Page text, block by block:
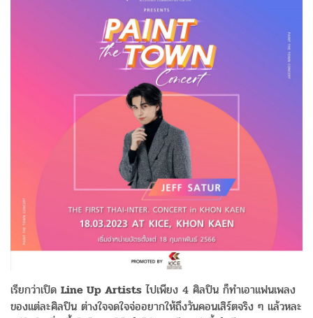
เรียกว่าเปิด Line Up Artists ไปเพียง 4 ศิลปิน ก็ทำเอาแฟนเพลง
ของแต่ละศิลปิน ต่างใจจดใจจ่ออยากให้ถึงวันคอนเสิร์ตจริง ๆ แล้วหละ